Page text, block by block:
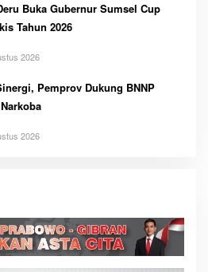
Buka Gubernur Sumsel Cup
Tahun 2026
2026
Pemprov Dukung BNNP
2026